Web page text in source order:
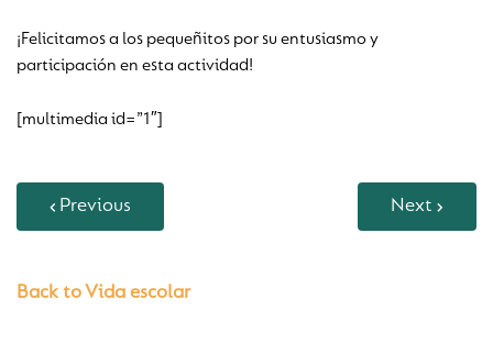
¡Felicitamos a los pequeñitos por su entusiasmo y
participación en esta actividad!
[multimedia id=”1″]
Previous Next
Back to Vida escolar